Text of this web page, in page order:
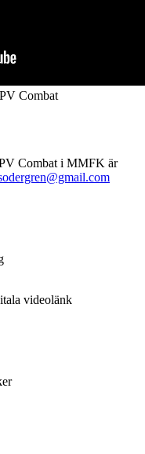
Combat
Combat i MMFK är
videolänk